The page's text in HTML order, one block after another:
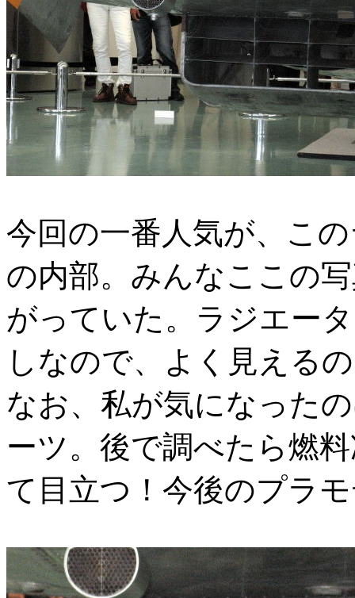
今回の一番人気が、こ
の内部。みんなここの
がっていた。ラジエー
しなので、よく見える
なお、私が気になった
ーツ。後で調べたら燃
て目立つ！今後のプラ